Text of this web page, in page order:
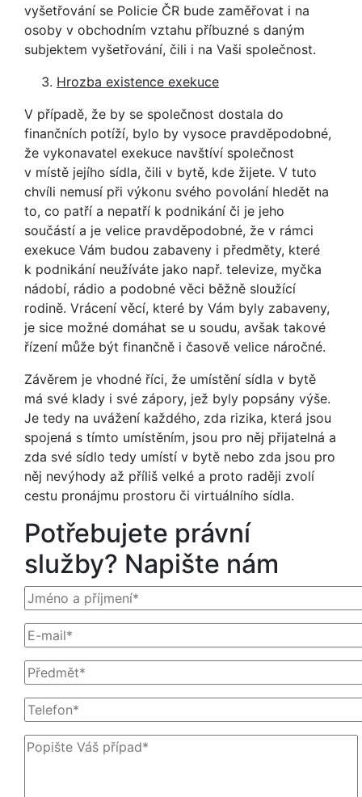
vyšetřování se Policie ČR bude zaměřovat i na
osoby v obchodním vztahu příbuzné s daným
subjektem vyšetřování, čili i na Vaši společnost.
Hrozba existence exekuce
V případě, že by se společnost dostala do
finančních potíží, bylo by vysoce pravděpodobné,
že vykonavatel exekuce navštíví společnost
v místě jejího sídla, čili v bytě, kde žijete. V tuto
chvíli nemusí při výkonu svého povolání hledět na
to, co patří a nepatří k podnikání či je jeho
součástí a je velice pravděpodobné, že v rámci
exekuce Vám budou zabaveny i předměty, které
k podnikání neužíváte jako např. televize, myčka
nádobí, rádio a podobné věci běžně sloužící
rodině. Vrácení věcí, které by Vám byly zabaveny,
je sice možné domáhat se u soudu, avšak takové
řízení může být finančně i časově velice náročné.
Závěrem je vhodné říci, že umístění sídla v bytě
má své klady i své zápory, jež byly popsány výše.
Je tedy na uvážení každého, zda rizika, která jsou
spojená s tímto umístěním, jsou pro něj přijatelná a
zda své sídlo tedy umístí v bytě nebo zda jsou pro
něj nevýhody až příliš velké a proto raději zvolí
cestu pronájmu prostoru či virtuálního sídla.
Potřebujete právní
služby? Napište nám